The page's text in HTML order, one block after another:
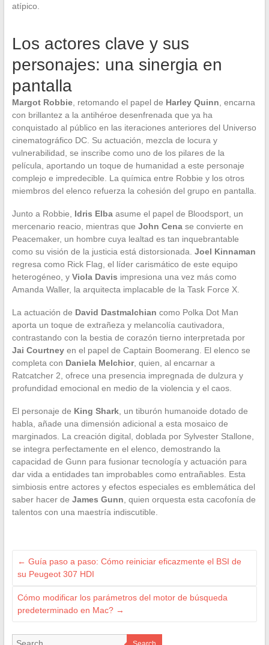
atípico.
Los actores clave y sus
personajes: una sinergia en
pantalla
Margot Robbie, retomando el papel de Harley Quinn , encarna
con brillantez a la antihéroe desenfrenada que ya ha
conquistado al público en las iteraciones anteriores del Universo
cinematográfico DC. Su actuación, mezcla de locura y
vulnerabilidad, se inscribe como uno de los pilares de la
película, aportando un toque de humanidad a este personaje
complejo e impredecible. La química entre Robbie y los otros
miembros del elenco refuerza la cohesión del grupo en pantalla.
Junto a Robbie, Idris Elbaasume el papel de Bloodsport, un
mercenario reacio, mientras que John Cenase convierte en
Peacemaker, un hombre cuya lealtad es tan inquebrantable
como su visión de la justicia está distorsionada. Joel Kinnaman
regresa como Rick Flag, el líder carismático de este equipo
heterogéneo, y Viola Davis impresiona una vez más como
Amanda Waller, la arquitecta implacable de la Task Force X.
La actuación de David Dastmalchian como Polka Dot Man
aporta un toque de extrañeza y melancolía cautivadora,
contrastando con la bestia de corazón tierno interpretada por
Jai Courtneyen el papel de Captain Boomerang. El elenco se
completa con Daniela Melchior, quien, al encarnar a
Ratcatcher 2, ofrece una presencia impregnada de dulzura y
profundidad emocional en medio de la violencia y el caos.
El personaje de King Shark, un tiburón humanoide dotado de
habla, añade una dimensión adicional a esta mosaico de
marginados. La creación digital, doblada por Sylvester Stallone,
se integra perfectamente en el elenco, demostrando la
capacidad de Gunn para fusionar tecnología y actuación para
dar vida a entidades tan improbables como entrañables. Esta
simbiosis entre actores y efectos especiales es emblemática del
saber hacer de James Gunn , quien orquesta esta cacofonía de
talentos con una maestría indiscutible.
← Guía paso a paso: Cómo reiniciar eficazmente el BSI de
su Peugeot 307 HDI
Cómo modificar los parámetros del motor de búsqueda
predeterminado en Mac? →